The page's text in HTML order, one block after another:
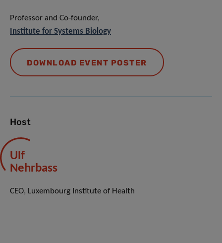
Professor and Co-founder,
Institute for Systems Biology
DOWNLOAD EVENT POSTER
Host
Ulf
Nehrbass
CEO, Luxembourg Institute of Health